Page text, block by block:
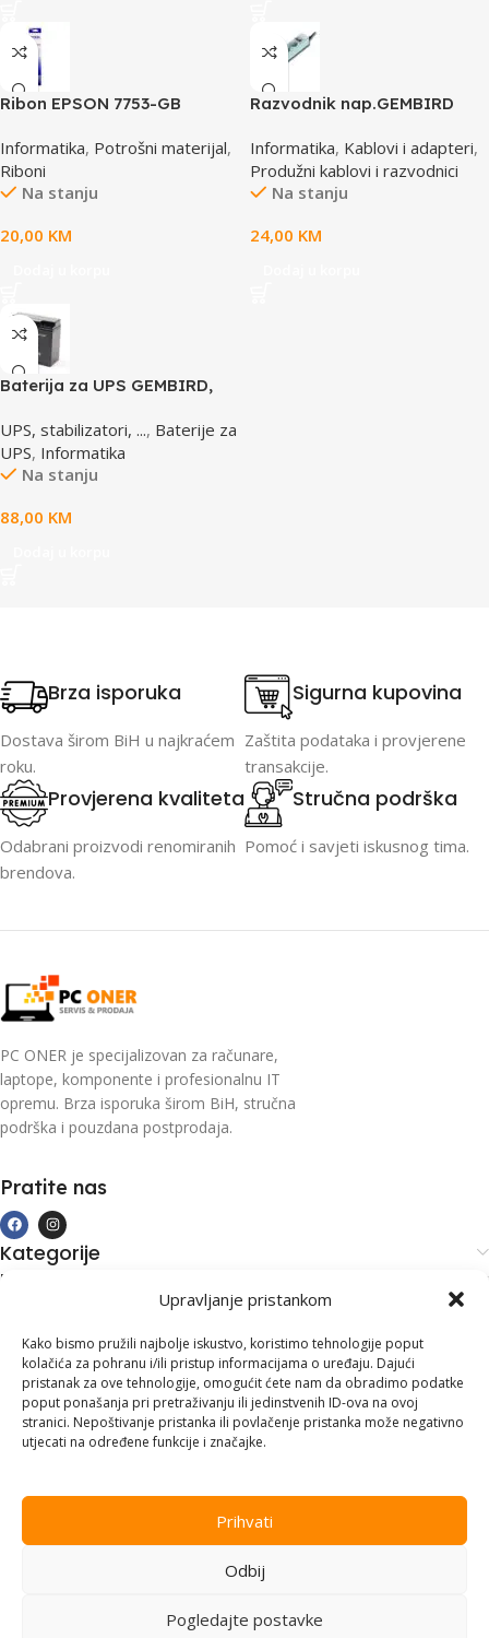
Upravljanje pristankom
Kako bismo pružili najbolje iskustvo, koristimo tehnologije poput
kolačića za pohranu i/ili pristup informacijama o uređaju. Dajući
pristanak za ove tehnologije, omogućit ćete nam da obradimo podatke
poput ponašanja pri pretraživanju ili jedinstvenih ID-ova na ovoj
stranici. Nepoštivanje pristanka ili povlačenje pristanka može negativno
utjecati na određene funkcije i značajke.
Prihvati
Odbij
Pogledajte postavke
Ribon EPSON 7753-GB
/4X0/5X0/8X0 (A4)S015633
Informatika, Potrošni materijal,
Riboni
Na stanju
20,00 KM
Razvodnik nap.GEMBIRD
prekidač,3m, osigurač,
prenaponska zaštita
Informatika, Kablovi i adapteri,
Produžni kablovi i razvodnici
Na stanju
24,00 KM
Baterija za UPS GEMBIRD,
UPS, stabilizatori, ..., Baterije za
UPS, Informatika
Na stanju
88,00 KM
Brza isporuka
Dostava širom BiH u najkraćem
roku.
Sigurna kupovina
Zaštita podataka i provjerene
transakcije.
Provjerena kvaliteta
Odabrani proizvodi renomiranih
brendova.
Stručna podrška
Pomoć i savjeti iskusnog tima.
PC ONER je specijalizovan za računare,
laptope, komponente i profesionalnu IT
opremu. Brza isporuka širom BiH, stručna
podrška i pouzdana postprodaja.
Pratite nas
Kategorije
Kupovina i podrška
Kontakt informacije
Branilaca Bosne, 75 300 Lukavac
+387 35 555 999
info@pconer.ba
Vision.